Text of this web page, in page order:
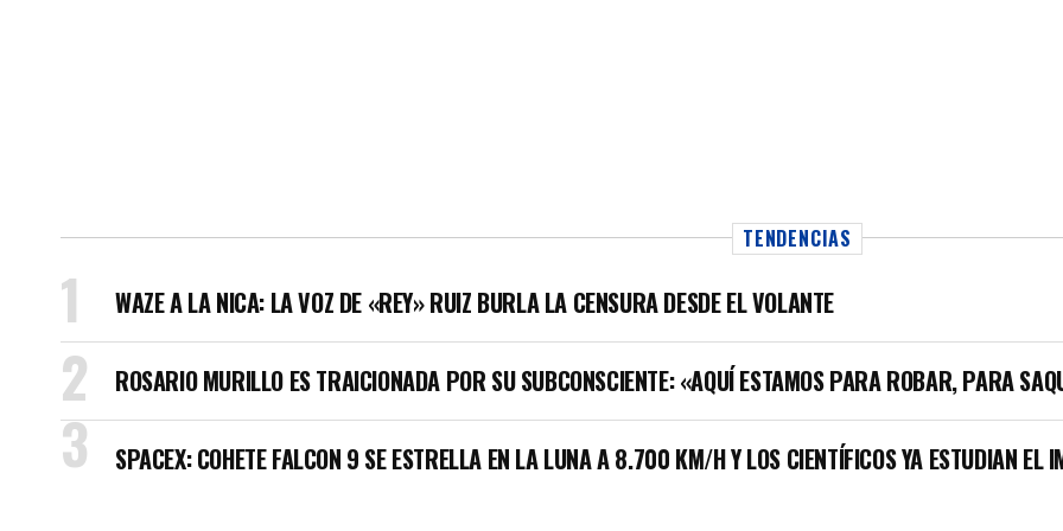
TENDENCIAS
WAZE A LA NICA: LA VOZ DE «REY» RUIZ BURLA LA CENSURA DESDE EL VOLANTE
ROSARIO MURILLO ES TRAICIONADA POR SU SUBCONSCIENTE: «AQUÍ ESTAMOS PARA ROBAR, PARA
SPACEX: COHETE FALCON 9 SE ESTRELLA EN LA LUNA A 8.700 KM/H Y LOS CIENTÍFICOS YA ESTUDIAN EL